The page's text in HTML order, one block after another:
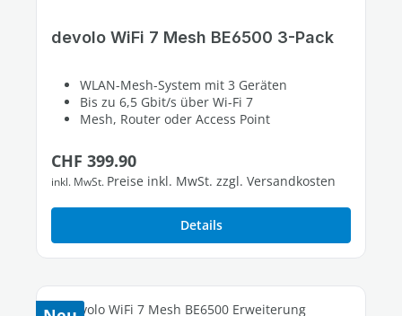
devolo WiFi 7 Mesh BE6500 3-Pack
WLAN-Mesh-System mit 3 Geräten
Bis zu 6,5 Gbit/s über Wi-Fi 7
Mesh, Router oder Access Point
Regulärer Preis:
CHF 399.90
inkl. MwSt. Preise inkl. MwSt. zzgl. Versandkosten
Details